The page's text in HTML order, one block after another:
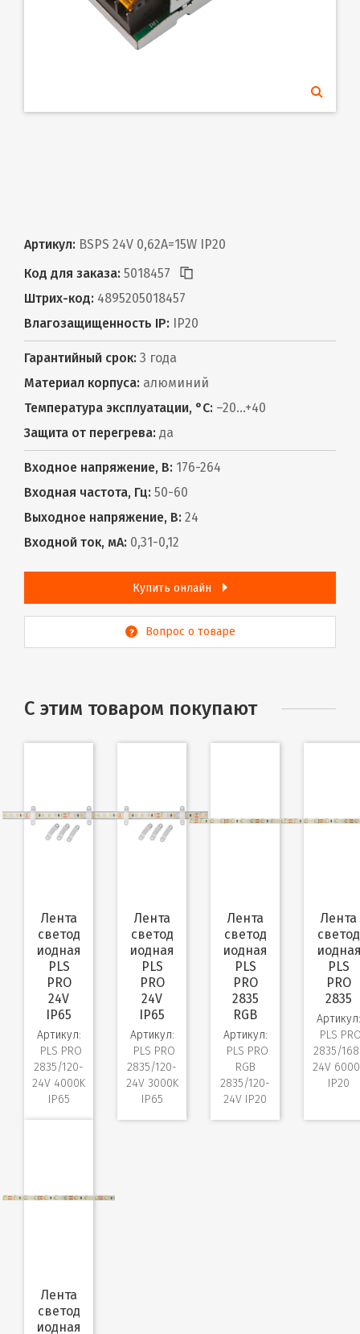
Артикул: BSPS 24V 0,62A=15W IP20
Код для заказа: 5018457
Штрих-код: 4895205018457
Влагозащищенность IP: IP20
Гарантийный срок: 3 года
Материал корпуса: алюминий
Температура эксплуатации, °С: –20...+40
Защита от перегрева: да
Входное напряжение, В: 176-264
Входная частота, Гц: 50-60
Выходное напряжение, В: 24
Входной ток, мА: 0,31-0,12
Купить онлайн
Вопрос о товаре
С этим товаром покупают
Лента
светод
иодная
PLS
PRO
24V
IP65
Артикул:
PLS PRO
2835/120-
24V 4000K
IP65
Лента
светод
иодная
PLS
PRO
24V
IP65
Артикул:
PLS PRO
2835/120-
24V 3000K
IP65
Лента
светод
иодная
PLS
PRO
2835
RGB
Артикул:
PLS PRO
RGB
2835/120-
24V IP20
Лента
светод
PLS
PRO
2835
Артикул:
PLS
2835/
24V
IP20
Лента
светод
иодная